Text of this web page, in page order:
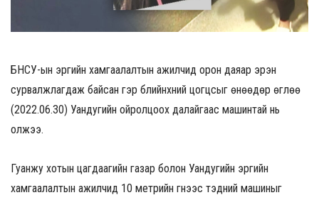
БНСУ-ын эргийн хамгаалалтын ажилчид орон даяар эрэн
сурвалжлагдаж байсан гэр бүлийнхний цогцсыг өнөөдөр өглөө
(2022.06.30) Уандугийн ойролцоох далайгаас машинтай нь
олжээ.
Гуанжу хотын цагдаагийн газар болон Уандугийн эргийн
хамгаалалтын ажилчид 10 метрийн гүнээс тэдний машиныг